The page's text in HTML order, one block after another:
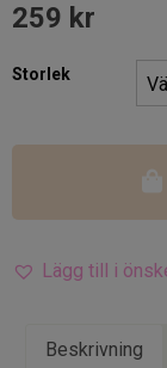
259 kr
Storlek
Lägg till i
Beskrivning